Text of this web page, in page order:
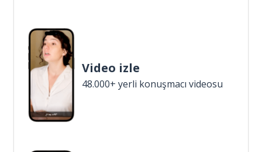
Video izle
48.000+ yerli konuşmacı videosu